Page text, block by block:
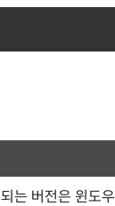
는 버전은 윈도우